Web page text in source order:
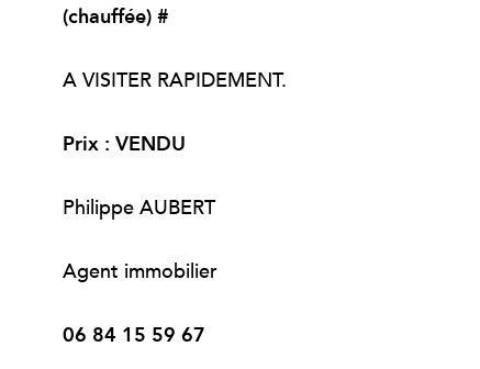
(chauffée) #
A VISITER RAPIDEMENT.
Prix : VENDU
Philippe AUBERT
Agent immobilier
06 84 15 59 67